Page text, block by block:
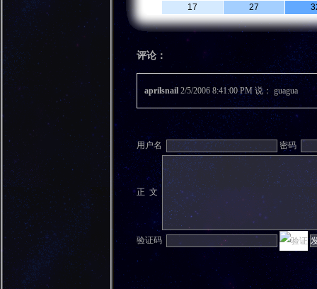
17
27
评论：
aprilsnail 2/5/2006 8:41:00 PM 说： guagua
用户名 密码
正 文
验证码